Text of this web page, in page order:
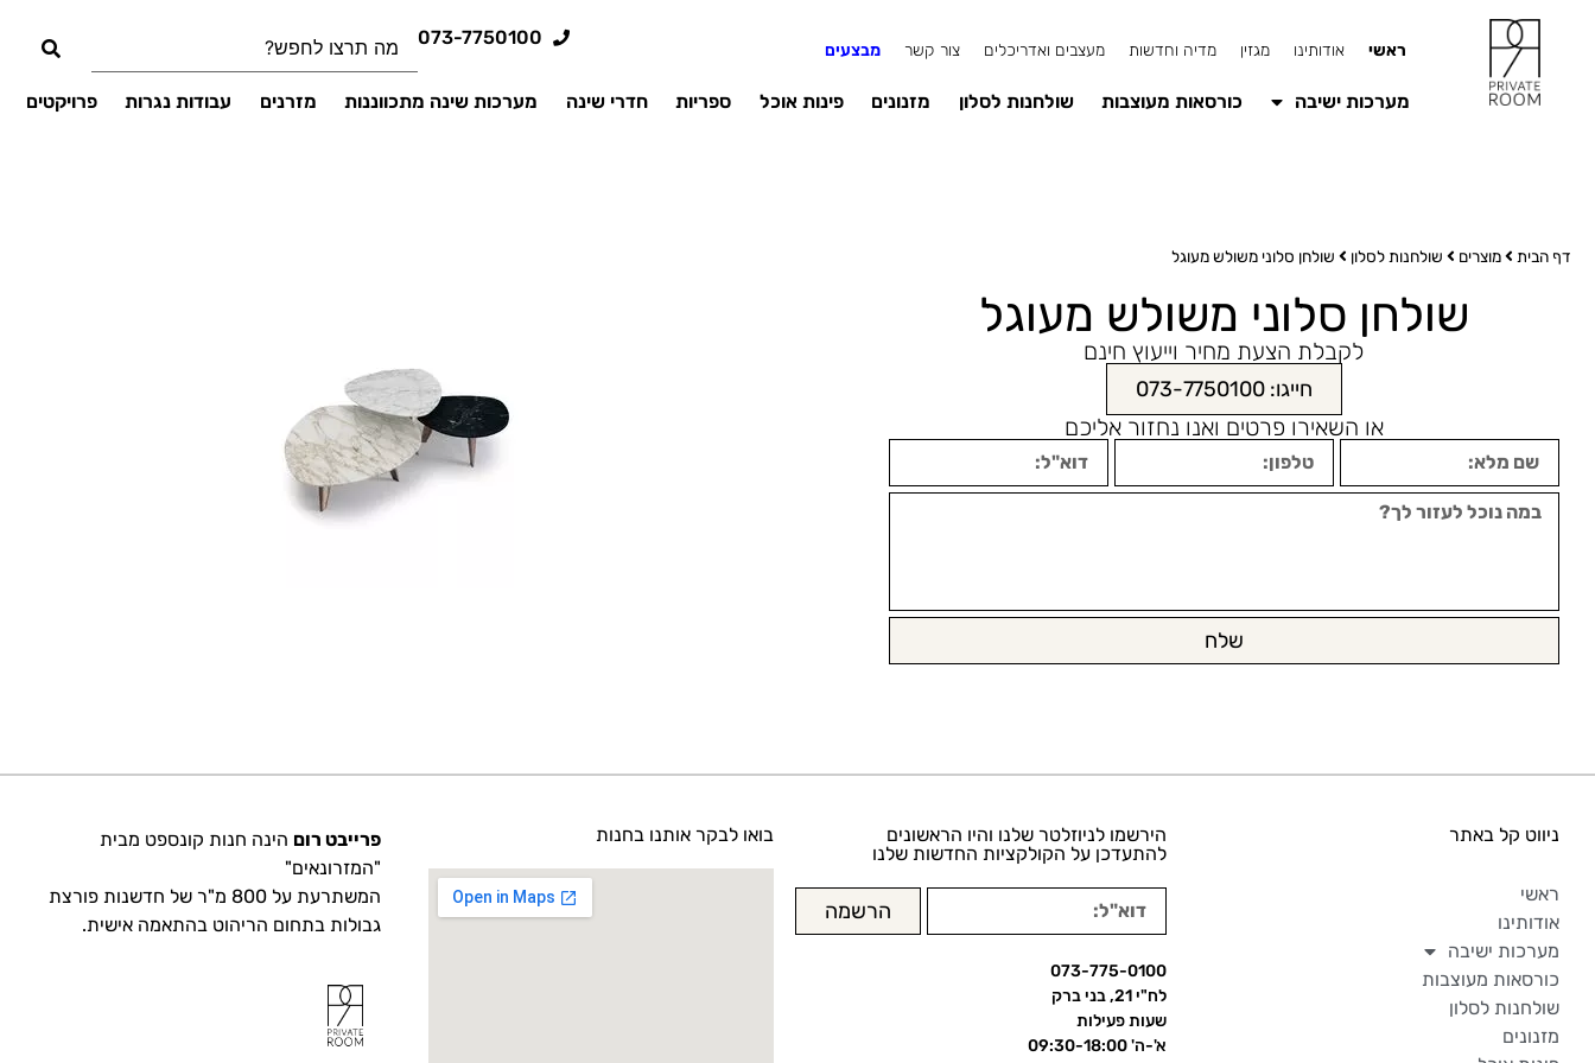
ראשי אודותינו מגזין מדיה וחדשות מעצבים ואדריכלים צור קשר מבצעים
073-7750100
מערכות ישיבה כורסאות מעוצבות שולחנות לסלון מזנונים פינות אוכל ספריות חדרי שינה מערכות שינה מתכווננות מזרנים עבודות נגרות פרויקטים
דף הבית מוצרים שולחנות לסלון שולחן סלוני משולש מעוגל
שולחן סלוני משולש מעוגל
לקבלת הצעת מחיר וייעוץ חינם
חייגו: 073-7750100
או השאירו פרטים ואנו נחזור אליכם
שלח
ניווט קל באתר
ראשי
אודותינו
מערכות ישיבה
כורסאות מעוצבות
שולחנות לסלון
מזנונים
הירשמו לניוזלטר שלנו והיו הראשונים
להתעדכן על הקולקציות החדשות שלנו
הרשמה
073-775-0100
לח"י 21, בני ברק
שעות פעילות
א'-ה' 09:30-18:00
בואו לבקר אותנו בחנות פרייבט רום הינה חנות קונספט מבית
"המזרונאים"
המשתרעת על 800 מ"ר של חדשנות פורצת
גבולות בתחום הריהוט בהתאמה אישית.